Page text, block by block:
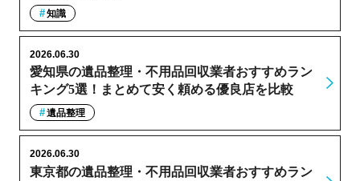
知識
愛知県の遺品整理・不用品回収業者おすすめラン
キング5選！まとめて安く頼める優良店を比較
2026.06.30
遺品整理
東京都の遺品整理・不用品回収業者おすすめラン
2026.06.30